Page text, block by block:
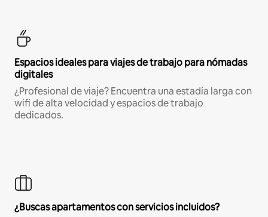
Espacios ideales para viajes de trabajo para nómadas
digitales
¿Profesional de viaje? Encuentra una estadía larga con
wifi de alta velocidad y espacios de trabajo
dedicados.
¿Buscas apartamentos con servicios incluidos?